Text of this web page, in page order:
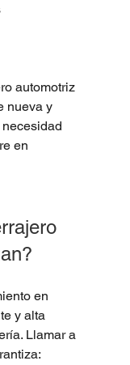
automotriz
nueva y
en
en
y alta
Llamar a